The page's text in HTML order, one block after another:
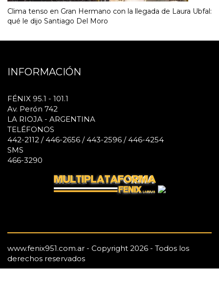
Clima tenso en Gran Hermano con la llegada de Laura Ubfal:
qué le dijo Santiago Del Moro
INFORMACIÓN
FÉNIX 95.1 - 101.1
Av. Perón 742
LA RIOJA - ARGENTINA
TELÉFONOS
442-2112 / 446-2656 / 443-2596 / 446-4254
SMS
466-3290
www.fenix951.com.ar - Copyright 2026 - Todos los
derechos reservados